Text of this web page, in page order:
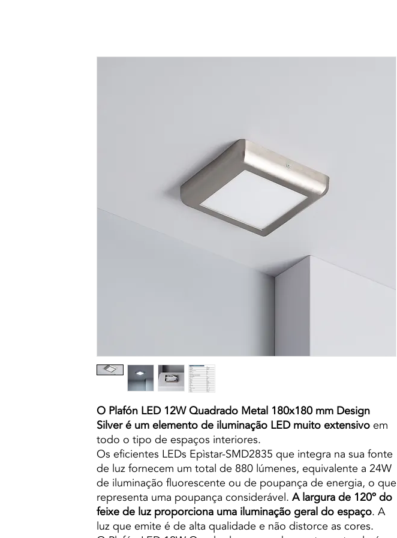
O Plafón LED 12W Quadrado Metal 180x180 mm Design
Silver é um elemento de iluminação LED muito extensivo em
todo o tipo de espaços interiores.
Os eficientes LEDs Epìstar-SMD2835 que integra na sua fonte
de luz fornecem um total de 880 lúmenes, equivalente a 24W
de iluminação fluorescente ou de poupança de energia, o que
representa uma poupança considerável. A largura de 120º do
feixe de luz proporciona uma iluminação geral do espaço. A
luz que emite é de alta qualidade e não distorce as cores.